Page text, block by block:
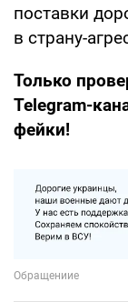
поставки
в страну-
Только
Telegram-
фейки!